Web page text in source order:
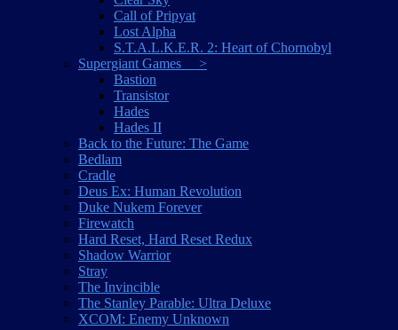
Call of Pripyat
Lost Alpha
S.T.A.L.K.E.R. 2: Heart of Chornobyl
Supergiant Games >
Bastion
Transistor
Hades
Hades II
Back to the Future: The Game
Bedlam
Cradle
Deus Ex: Human Revolution
Duke Nukem Forever
Firewatch
Hard Reset, Hard Reset Redux
Shadow Warrior
Stray
The Invincible
The Stanley Parable: Ultra Deluxe
XCOM: Enemy Unknown